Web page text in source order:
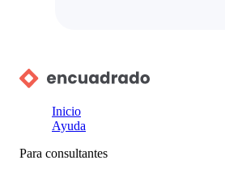
Inicio
Ayuda
Para consultantes